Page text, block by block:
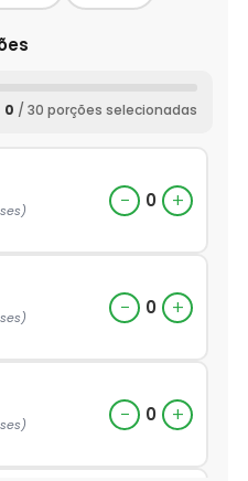
0 / 30 porções selecionadas
− 0 +
− 0 +
− 0 +